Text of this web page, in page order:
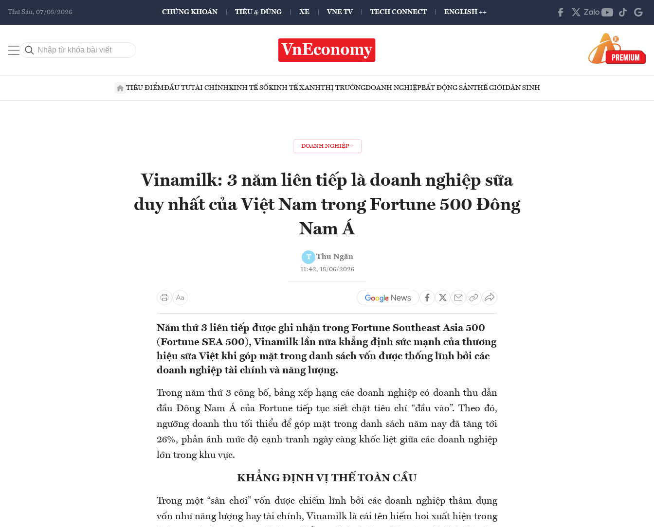
Thứ Sáu, 07/08/2026 CHỨNG KHOÁN TIÊU & DÙNG XE VNE TV TECH CONNECT ENGLISH ++
TIÊU ĐIỂMĐẦU TƯTÀI CHÍNHKINH TẾ SỐKINH TẾ XANHTHỊ TRƯỜNGDOANH NGHIỆPBẤT ĐỘNG SẢNTHẾ GIỚIDÂN SINH
DOANH NGHIỆP
Vinamilk: 3 năm liên tiếp là doanh nghiệp sữa
duy nhất của Việt Nam trong Fortune 500 Đông
Nam Á
T Thu Ngân
11:42, 18/06/2026
Năm thứ 3 liên tiếp được ghi nhận trong Fortune Southeast Asia 500
(Fortune SEA 500), Vinamilk lần nữa khẳng định sức mạnh của thương
hiệu sữa Việt khi góp mặt trong danh sách vốn được thống lĩnh bởi các
doanh nghiệp tài chính và năng lượng.
Trong năm thứ 3 công bố, bảng xếp hạng các doanh nghiệp có doanh thu dẫn
đầu Đông Nam Á của Fortune tiếp tục siết chặt tiêu chí “đầu vào”. Theo đó,
ngưỡng doanh thu tối thiểu để góp mặt trong danh sách năm nay đã tăng tới
26%, phản ánh mức độ cạnh tranh ngày càng khốc liệt giữa các doanh nghiệp
lớn trong khu vực.
KHẲNG ĐỊNH VỊ THẾ TOÀN CẦU
Trong một “sân chơi” vốn được chiếm lĩnh bởi các doanh nghiệp thâm dụng
vốn như năng lượng hay tài chính, Vinamilk là cái tên hiếm hoi xuất hiện trong